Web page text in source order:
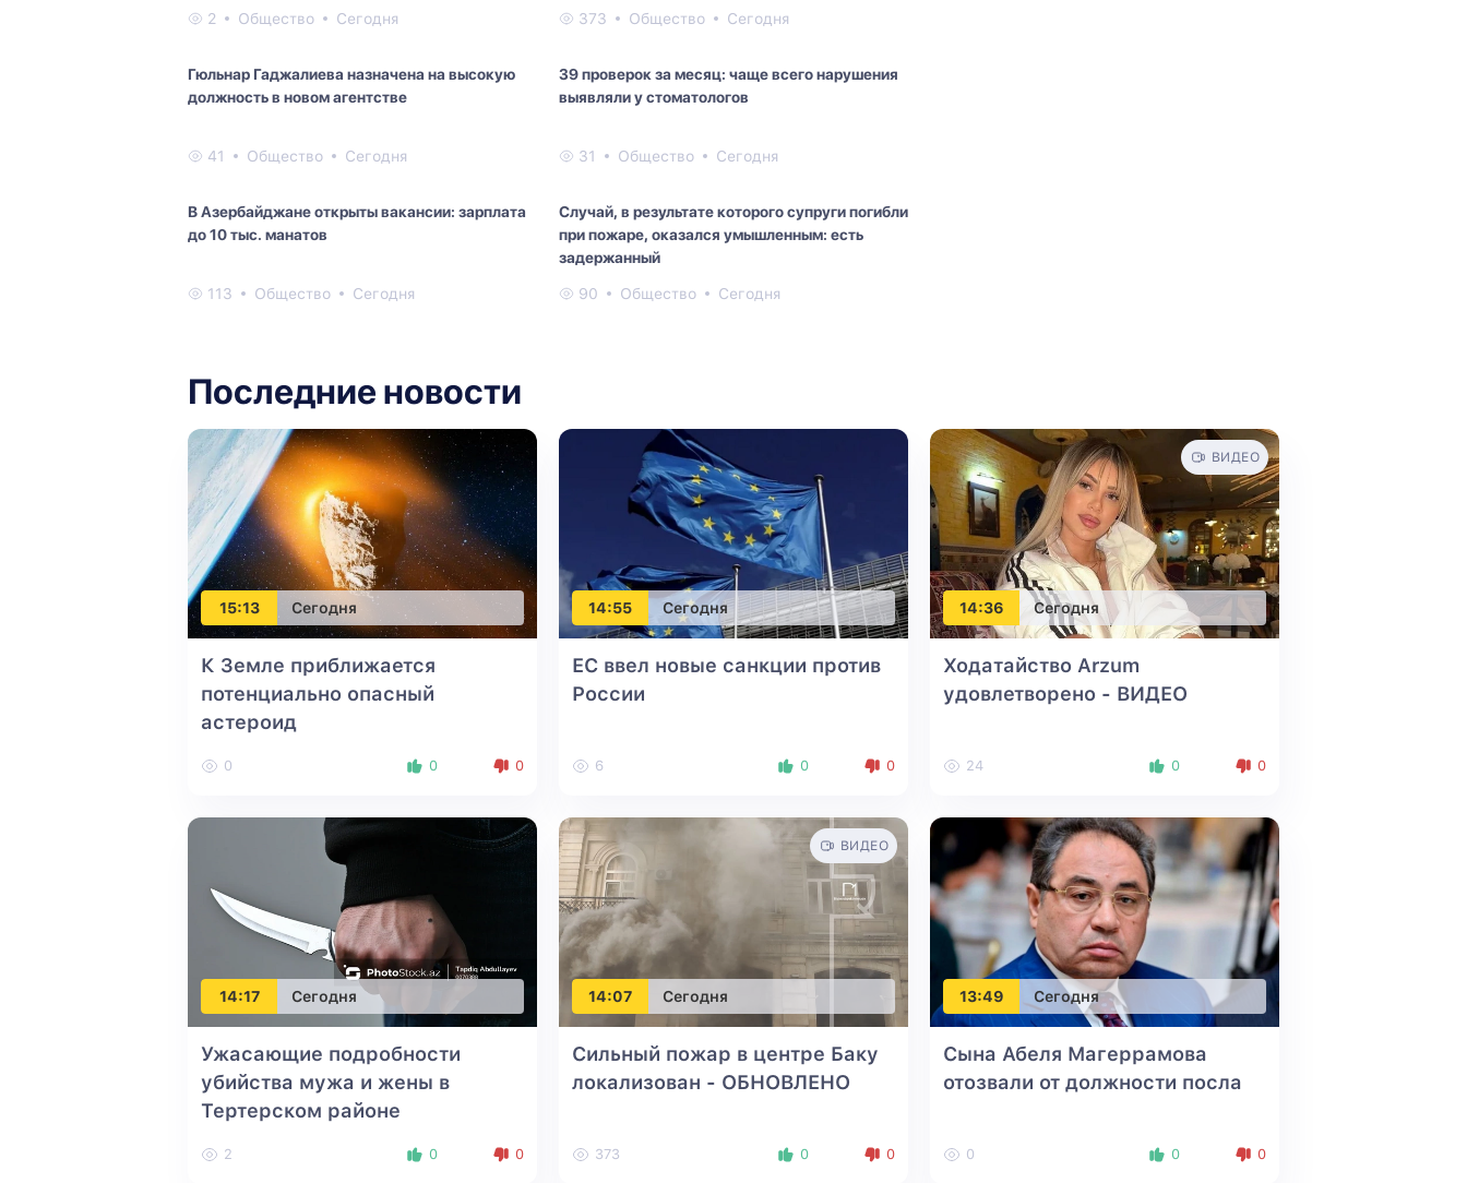
2 Общество Сегодня 373 Общество Сегодня
Гюльнар Гаджалиева назначена на высокую
должность в новом агентстве
41 Общество Сегодня
39 проверок за месяц: чаще всего нарушения
выявляли у стоматологов
31 Общество Сегодня
В Азербайджане открыты вакансии: зарплата
до 10 тыс. манатов
113 Общество Сегодня
Случай, в результате которого супруги погибли
при пожаре, оказался умышленным: есть
задержанный
90 Общество Сегодня
Последние новости
15:13 Сегодня
К Земле приближается
потенциально опасный
астероид
0 0 0
14:55 Сегодня
ЕС ввел новые санкции против
России
6 0 0
14:36 Сегодня
ВИДЕО
Ходатайство Arzum
удовлетворено - ВИДЕО
24 0 0
14:17 Сегодня
Ужасающие подробности
убийства мужа и жены в
Тертерском районе
2 0 0
14:07 Сегодня
ВИДЕО
Сильный пожар в центре Баку
локализован
- ОБНОВЛЕНО
373 0 0
13:49 Сегодня
Сына Абеля Магеррамова
отозвали от должности посла
0 0 0